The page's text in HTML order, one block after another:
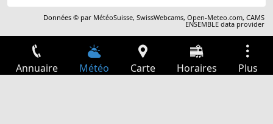
Données © par MétéoSuisse,SwissWebcams,Open-Meteo.com,CAMS
ENSEMBLE data provider
Annuaire Météo Carte Horaires Plus